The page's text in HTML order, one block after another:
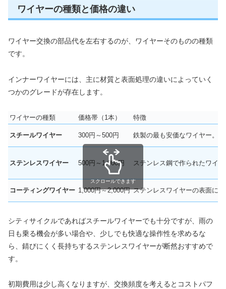
ワイヤーの種類と価格の違い
ワイヤー交換の部品代を左右するのが、ワイヤーそのものの種類
です。
インナーワイヤーには、主に材質と表面処理の違いによっていく
つかのグレードが存在します。
ワイヤーの種類 価格帯（1本） 特徴
スチールワイヤー 300円～500円 鉄製の最も安価なワイヤー。
ステンレスワイヤー 500円～1,000円 ステンレス鋼で作られたワイ
コーティングワイヤー 1,000円～2,000円 ステンレスワイヤーの表面に
スクロールできます
シティサイクルであればスチールワイヤーでも十分ですが、雨の
日も乗る機会が多い場合や、少しでも快適な操作性を求めるな
ら、錆びにくく長持ちするステンレスワイヤーが断然おすすめで
す。
初期費用は少し高くなりますが、交換頻度を考えるとコストパフ